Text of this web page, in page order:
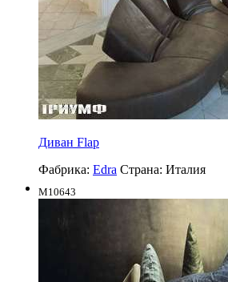
Диван Flap
Фабрика: Edra Страна: Италия
M10643